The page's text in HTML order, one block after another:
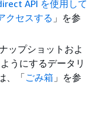
API を使用して
クセスする 」を参
ップショットおよ
うにするデータリ
、「ごみ箱 」を参